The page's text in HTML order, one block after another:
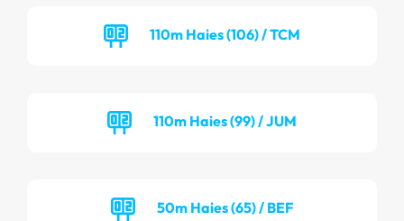
110m Haies (106) / TCM
110m Haies (99) / JUM
50m Haies (65) / BEF